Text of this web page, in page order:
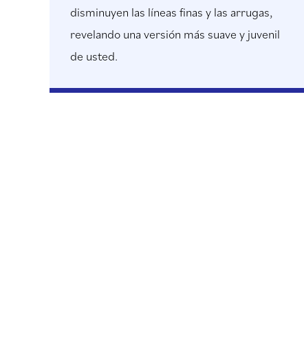
disminuyen las líneas finas y las arrugas,
revelando una versión más suave y juvenil
de usted.